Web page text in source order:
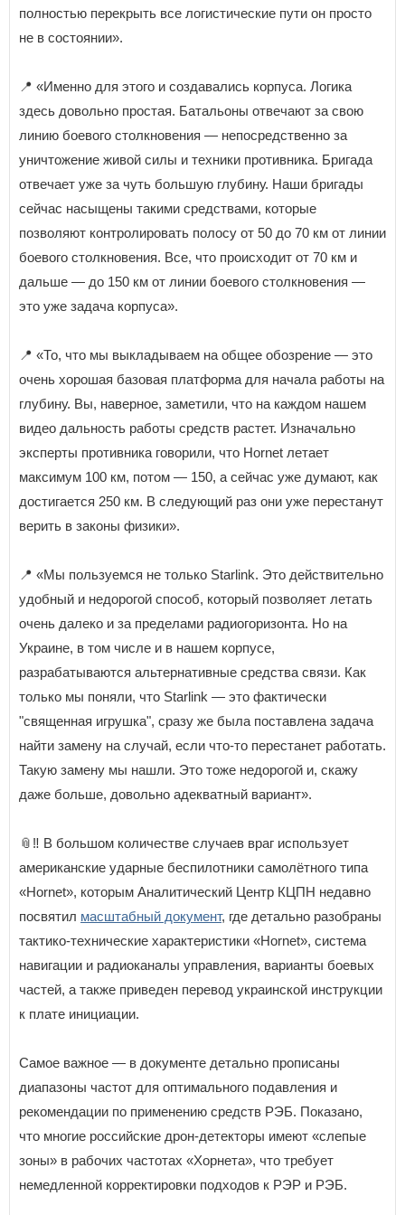
полностью перекрыть все логистические пути он просто
не в состоянии».
📍 «Именно для этого и создавались корпуса. Логика
здесь довольно простая. Батальоны отвечают за свою
линию боевого столкновения — непосредственно за
уничтожение живой силы и техники противника. Бригада
отвечает уже за чуть большую глубину. Наши бригады
сейчас насыщены такими средствами, которые
позволяют контролировать полосу от 50 до 70 км от линии
боевого столкновения. Все, что происходит от 70 км и
дальше — до 150 км от линии боевого столкновения —
это уже задача корпуса».
📍 «То, что мы выкладываем на общее обозрение — это
очень хорошая базовая платформа для начала работы на
глубину. Вы, наверное, заметили, что на каждом нашем
видео дальность работы средств растет. Изначально
эксперты противника говорили, что Hornet летает
максимум 100 км, потом — 150, а сейчас уже думают, как
достигается 250 км. В следующий раз они уже перестанут
верить в законы физики».
📍 «Мы пользуемся не только Starlink. Это действительно
удобный и недорогой способ, который позволяет летать
очень далеко и за пределами радиогоризонта. Но на
Украине, в том числе и в нашем корпусе,
разрабатываются альтернативные средства связи. Как
только мы поняли, что Starlink — это фактически
"священная игрушка", сразу же была поставлена задача
найти замену на случай, если что-то перестанет работать.
Такую замену мы нашли. Это тоже недорогой и, скажу
даже больше, довольно адекватный вариант».
📎‼️ В большом количестве случаев враг использует
американские ударные беспилотники самолётного типа
«Hornet», которым Аналитический Центр КЦПН недавно
посвятил масштабный документ, где детально разобраны
тактико-технические характеристики «Hornet», система
навигации и радиоканалы управления, варианты боевых
частей, а также приведен перевод украинской инструкции
к плате инициации.
Самое важное — в документе детально прописаны
диапазоны частот для оптимального подавления и
рекомендации по применению средств РЭБ. Показано,
что многие российские дрон-детекторы имеют «слепые
зоны» в рабочих частотах «Хорнета», что требует
немедленной корректировки подходов к РЭР и РЭБ.